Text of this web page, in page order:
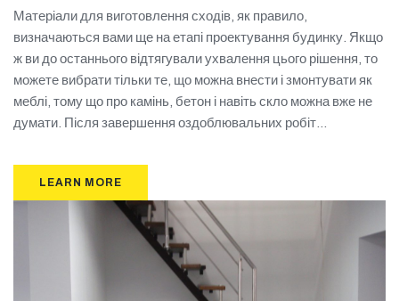
Матеріали для виготовлення сходів, як правило,
визначаються вами ще на етапі проектування будинку. Якщо
ж ви до останнього відтягували ухвалення цього рішення, то
можете вибрати тільки те, що можна внести і змонтувати як
меблі, тому що про камінь, бетон і навіть скло можна вже не
думати. Після завершення оздоблювальних робіт...
LEARN MORE